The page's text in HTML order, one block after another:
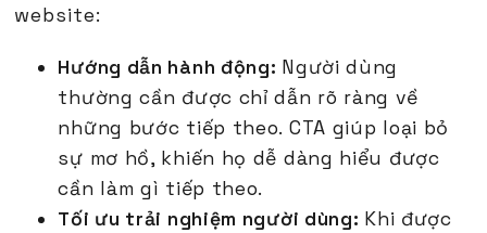
website:
Hướng dẫn hành động: Người dùng
thường cần được chỉ dẫn rõ ràng về
những bước tiếp theo. CTA giúp loại bỏ
sự mơ hồ, khiến họ dễ dàng hiểu được
cần làm gì tiếp theo.
Tối ưu trải nghiệm người dùng: Khi được